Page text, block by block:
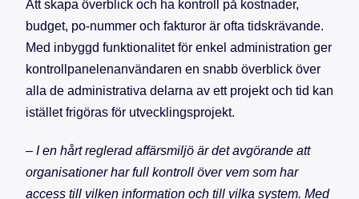
Att skapa överblick och ha kontroll på kostnader,
budget, po-nummer och fakturor är ofta tidskrävande.
Med inbyggd funktionalitet för enkel administration ger
kontrollpanelenanvändaren en snabb överblick över
alla de administrativa delarna av ett projekt och tid kan
istället frigöras för utvecklingsprojekt.
– I en hårt reglerad affärsmiljö är det avgörande att
organisationer har full kontroll över vem som har
access till vilken information och till vilka system. Med